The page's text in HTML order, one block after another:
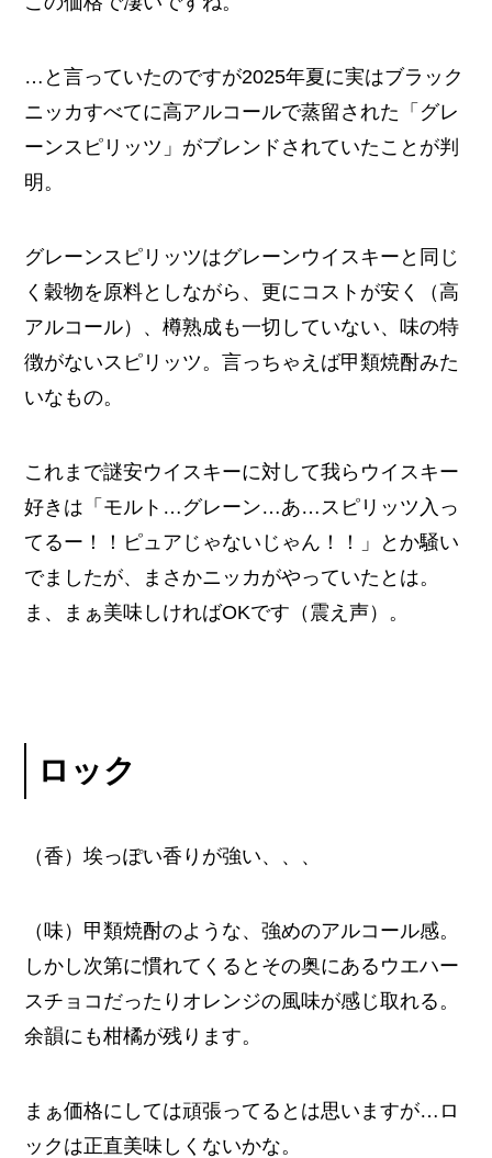
…と言っていたのですが2025年夏に実はブラック
ニッカすべてに高アルコールで蒸留された「グレ
ーンスピリッツ」がブレンドされていたことが判
明。
グレーンスピリッツはグレーンウイスキーと同じ
く穀物を原料としながら、更にコストが安く（高
アルコール）、樽熟成も一切していない、味の特
徴がないスピリッツ。言っちゃえば甲類焼酎みた
いなもの。
これまで謎安ウイスキーに対して我らウイスキー
好きは「モルト…グレーン…あ…スピリッツ入っ
てるー！！ピュアじゃないじゃん！！」とか騒い
でましたが、まさかニッカがやっていたとは。
ま、まぁ美味しければOKです（震え声）。
ロック
（香）埃っぽい香りが強い、、、
（味）甲類焼酎のような、強めのアルコール感。
しかし次第に慣れてくるとその奥にあるウエハー
スチョコだったりオレンジの風味が感じ取れる。
余韻にも柑橘が残ります。
まぁ価格にしては頑張ってるとは思いますが…ロ
ックは正直美味しくないかな。